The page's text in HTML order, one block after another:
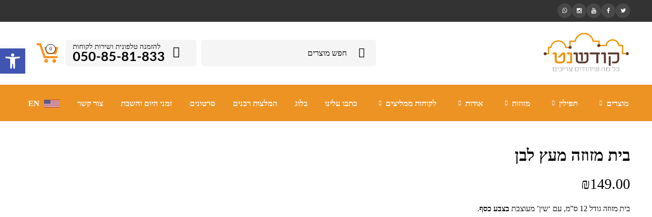
להזמנה טלפונית ושירות לקוחות
050-85-81-833
0
מוצרים תפילין מזוזות אודות לקוחות ממליצים כתבו עלינו בלוג המלצות רבנים סרטונים זמני היום והשבת צור קשר EN
בית מזוזה מעץ לבן
₪149.00
בית מזוזה גודל 12 ס”מ, עם ‘שין’ מעוצבת בצבע כסף.
פתח